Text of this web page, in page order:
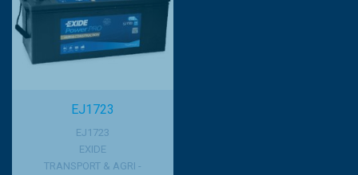
EJ1723
EJ1723
EXIDE
TRANSPORT & AGRI -